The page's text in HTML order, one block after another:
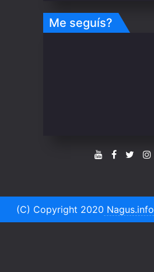
Me seguís?
(C) Copyright 2020 Nagus.info